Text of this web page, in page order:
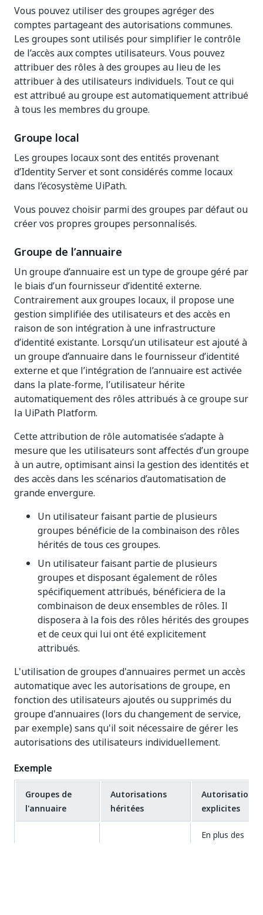
Vous pouvez utiliser des groupes agréger des
comptes partageant des autorisations communes.
Les groupes sont utilisés pour simplifier le contrôle
de l’accès aux comptes utilisateurs. Vous pouvez
attribuer des rôles à des groupes au lieu de les
attribuer à des utilisateurs individuels. Tout ce qui
est attribué au groupe est automatiquement attribué
à tous les membres du groupe.
Groupe local
Les groupes locaux sont des entités provenant
d’Identity Server et sont considérés comme locaux
dans l’écosystème UiPath.
Vous pouvez choisir parmi des groupes par défaut ou
créer vos propres groupes personnalisés.
Groupe de l’annuaire
Un groupe d’annuaire est un type de groupe géré par
le biais d’un fournisseur d’identité externe.
Contrairement aux groupes locaux, il propose une
gestion simplifiée des utilisateurs et des accès en
raison de son intégration à une infrastructure
d’identité existante. Lorsqu’un utilisateur est ajouté à
un groupe d’annuaire dans le fournisseur d’identité
externe et que l’intégration de l’annuaire est activée
dans la plate-forme, l’utilisateur hérite
automatiquement des rôles attribués à ce groupe sur
la UiPath Platform.
Cette attribution de rôle automatisée s’adapte à
mesure que les utilisateurs sont affectés d’un groupe
à un autre, optimisant ainsi la gestion des identités et
des accès dans les scénarios d’automatisation de
grande envergure.
Un utilisateur faisant partie de plusieurs
groupes bénéficie de la combinaison des rôles
hérités de tous ces groupes.
Un utilisateur faisant partie de plusieurs
groupes et disposant également de rôles
spécifiquement attribués, bénéficiera de la
combinaison de deux ensembles de rôles. Il
disposera à la fois des rôles hérités des groupes
et de ceux qui lui ont été explicitement
attribués.
L'utilisation de groupes d'annuaires permet un accès
automatique avec les autorisations de groupe, en
fonction des utilisateurs ajoutés ou supprimés du
groupe d'annuaires (lors du changement de service,
par exemple) sans qu'il soit nécessaire de gérer les
autorisations des utilisateurs individuellement.
Exemple
Groupes de
l'annuaire
Autorisations
héritées
Autorisations
explicites
En plus des